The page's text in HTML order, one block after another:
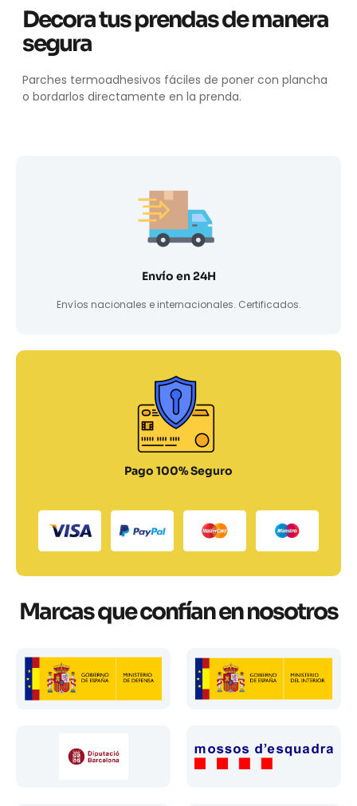
Decora tus prendas de manera
segura
Parches termoadhesivos fáciles de poner con plancha
o bordarlos directamente en la prenda.
Envío en 24H
Envíos nacionales e internacionales. Certificados.
Pago 100% Seguro
Marcas que confían en nosotros